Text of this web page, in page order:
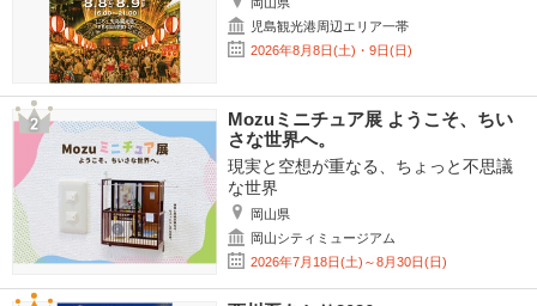
児島観光港周辺エリア一帯
2026年8月8日(土)・9日(日)
Mozuミニチュア展 ようこそ、ちい
さな世界へ。
現実と空想が重なる、ちょっと不思議
な世界
岡山県
岡山シティミュージアム
2026年7月18日(土)～8月30日(日)